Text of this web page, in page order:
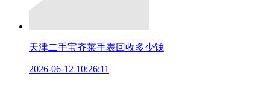
天津二手宝齐莱手表回收多少钱
2026-06-12 10:26:11